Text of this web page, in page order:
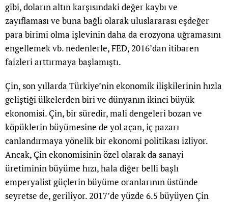
gibi, doların altın karşısındaki değer kaybı ve
zayıflaması ve buna bağlı olarak uluslararası eşdeğer
para birimi olma işlevinin daha da erozyona uğramasını
engellemek vb. nedenlerle, FED, 2016’dan itibaren
faizleri arttırmaya başlamıştı.
Çin, son yıllarda Türkiye’nin ekonomik ilişkilerinin hızla
geliştiği ülkelerden biri ve dünyanın ikinci büyük
ekonomisi. Çin, bir süredir, mali dengeleri bozan ve
köpüklerin büyümesine de yol açan, iç pazarı
canlandırmaya yönelik bir ekonomi politikası izliyor.
Ancak, Çin ekonomisinin özel olarak da sanayi
üretiminin büyüme hızı, hala diğer belli başlı
emperyalist güçlerin büyüme oranlarının üstünde
seyretse de, geriliyor. 2017’de yüzde 6.5 büyüyen Çin